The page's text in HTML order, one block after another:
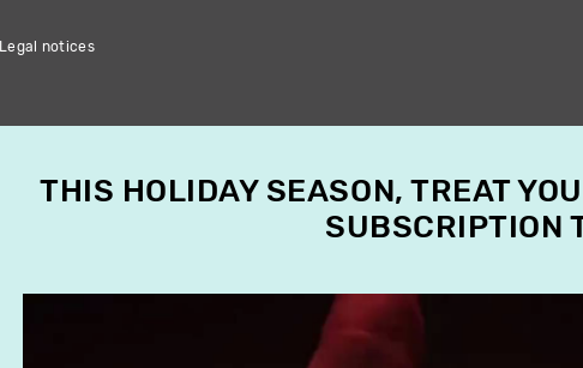
Legal notices
THIS HOLIDAY SEASON, TREAT
SUBSCRIPTION